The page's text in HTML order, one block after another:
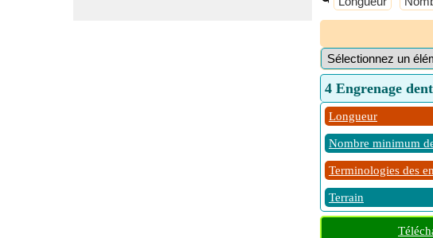
4 Engrenage
Longueur
Nombre minimum
Terminologies des
Terrain